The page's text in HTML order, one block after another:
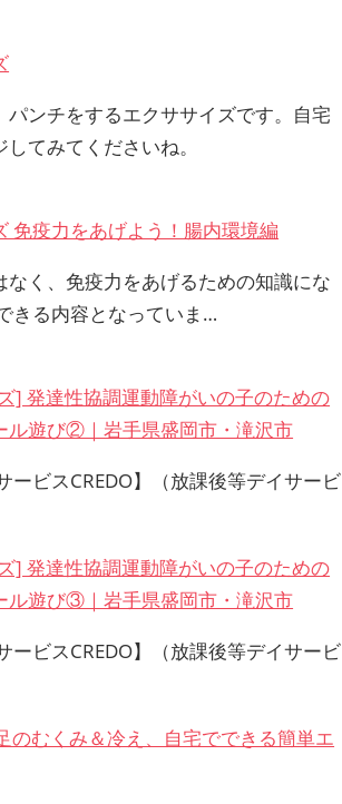
ンチをするエクササイズです。自宅
てみてくださいね。
免疫力をあげよう！腸内環境編
く、免疫力をあげるための知識にな
きる内容となっていま…
] 発達性協調運動障がいの子のための
ル遊び②｜岩手県盛岡市・滝沢市
ービスCREDO】（放課後等デイサービ
] 発達性協調運動障がいの子のための
ル遊び③｜岩手県盛岡市・滝沢市
ービスCREDO】（放課後等デイサービ
のむくみ＆冷え、自宅でできる簡単エ